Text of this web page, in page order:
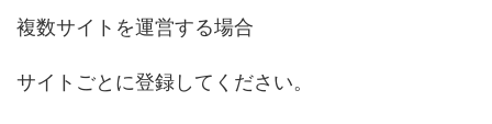
複数サイトを運営する場合
サイトごとに登録してください。